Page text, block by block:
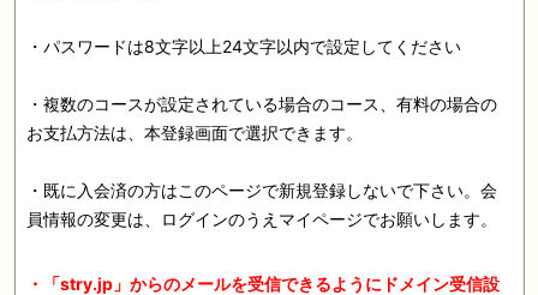
・パスワードは8文字以上24文字以内で設定してください
・複数のコースが設定されている場合のコース、有料の場合の
お支払方法は、本登録画面で選択できます。
・既に入会済の方はこのページで新規登録しないで下さい。会
員情報の変更は、ログインのうえマイページでお願いします。
・「stry.jp」からのメールを受信できるようにドメイン受信設